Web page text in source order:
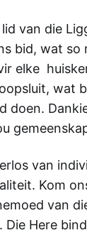
van die
bid, wat so
elke
wat
doen.
van
Kom
van
Die Here